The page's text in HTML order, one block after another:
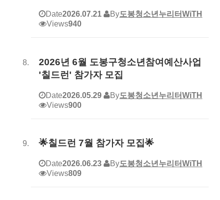
Date2026.07.21 By도봉청소년누리터WiTH
Views940
2026년 6월 도봉구청소년참여예산사업
'칠드런' 참가자 모집
Date2026.05.29 By도봉청소년누리터WiTH
Views900
🌟칠드런 7월 참가자 모집🌟
Date2026.06.23 By도봉청소년누리터WiTH
Views809